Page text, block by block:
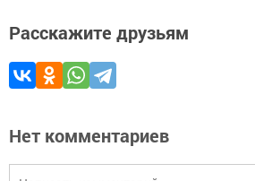
Расскажите друзьям
Нет комментариев